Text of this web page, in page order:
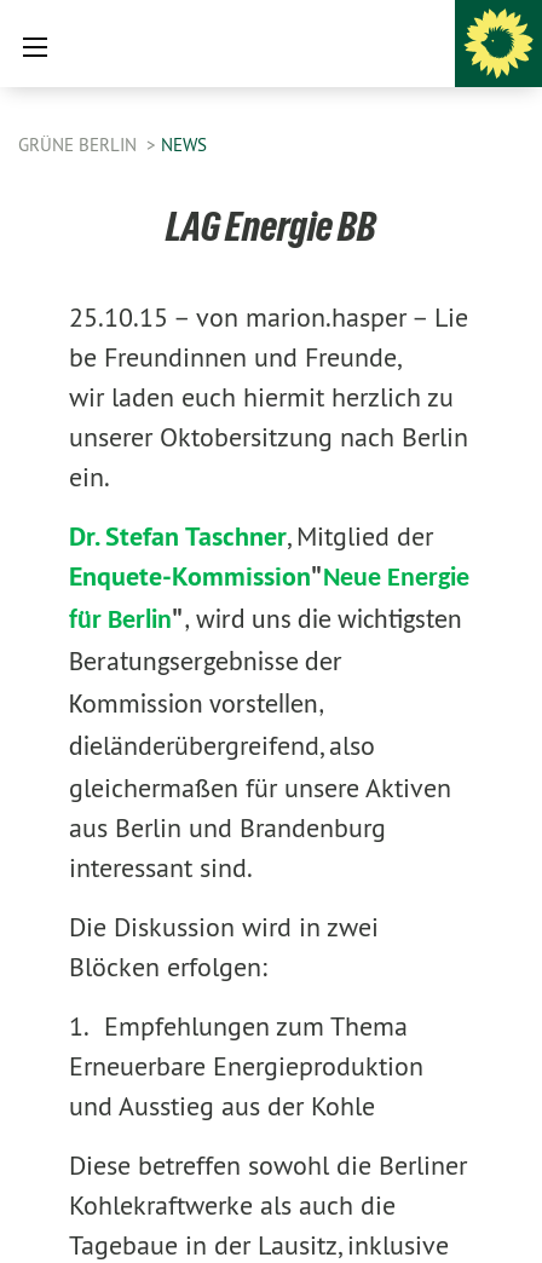
GRÜNE BERLIN NEWS
LAG Energie BB
25.10.15 – von marion.hasper – Lie
be Freundinnen und Freunde,
wir laden euch hiermit herzlich zu
unserer Oktobersitzung nach Berlin
ein.
Dr. Stefan Taschner, Mitglied der
Enquete-Kommission"Neue Energie
für Berlin", wird uns die wichtigsten
Beratungsergebnisse der
Kommission vorstellen,
dieländerübergreifend, also
gleichermaßen für unsere Aktiven
aus Berlin und Brandenburg
interessant sind.
Die Diskussion wird in zwei
Blöcken erfolgen:
1. Empfehlungen zum Thema
Erneuerbare Energieproduktion
und Ausstieg aus der Kohle
Diese betreffen sowohl die Berliner
Kohlekraftwerke als auch die
Tagebaue in der Lausitz, inklusive